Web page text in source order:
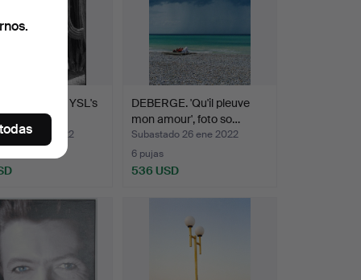
'Once in YSL's
III', foto …
26 ene 2022
DEBERGE. 'Qu'il pleuve
mon amour', foto so…
Subastado 26 ene 2022
6 pujas
536 USD